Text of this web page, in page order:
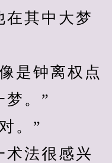
在其中大梦
钟离权点
梦。”
。”
法很感兴